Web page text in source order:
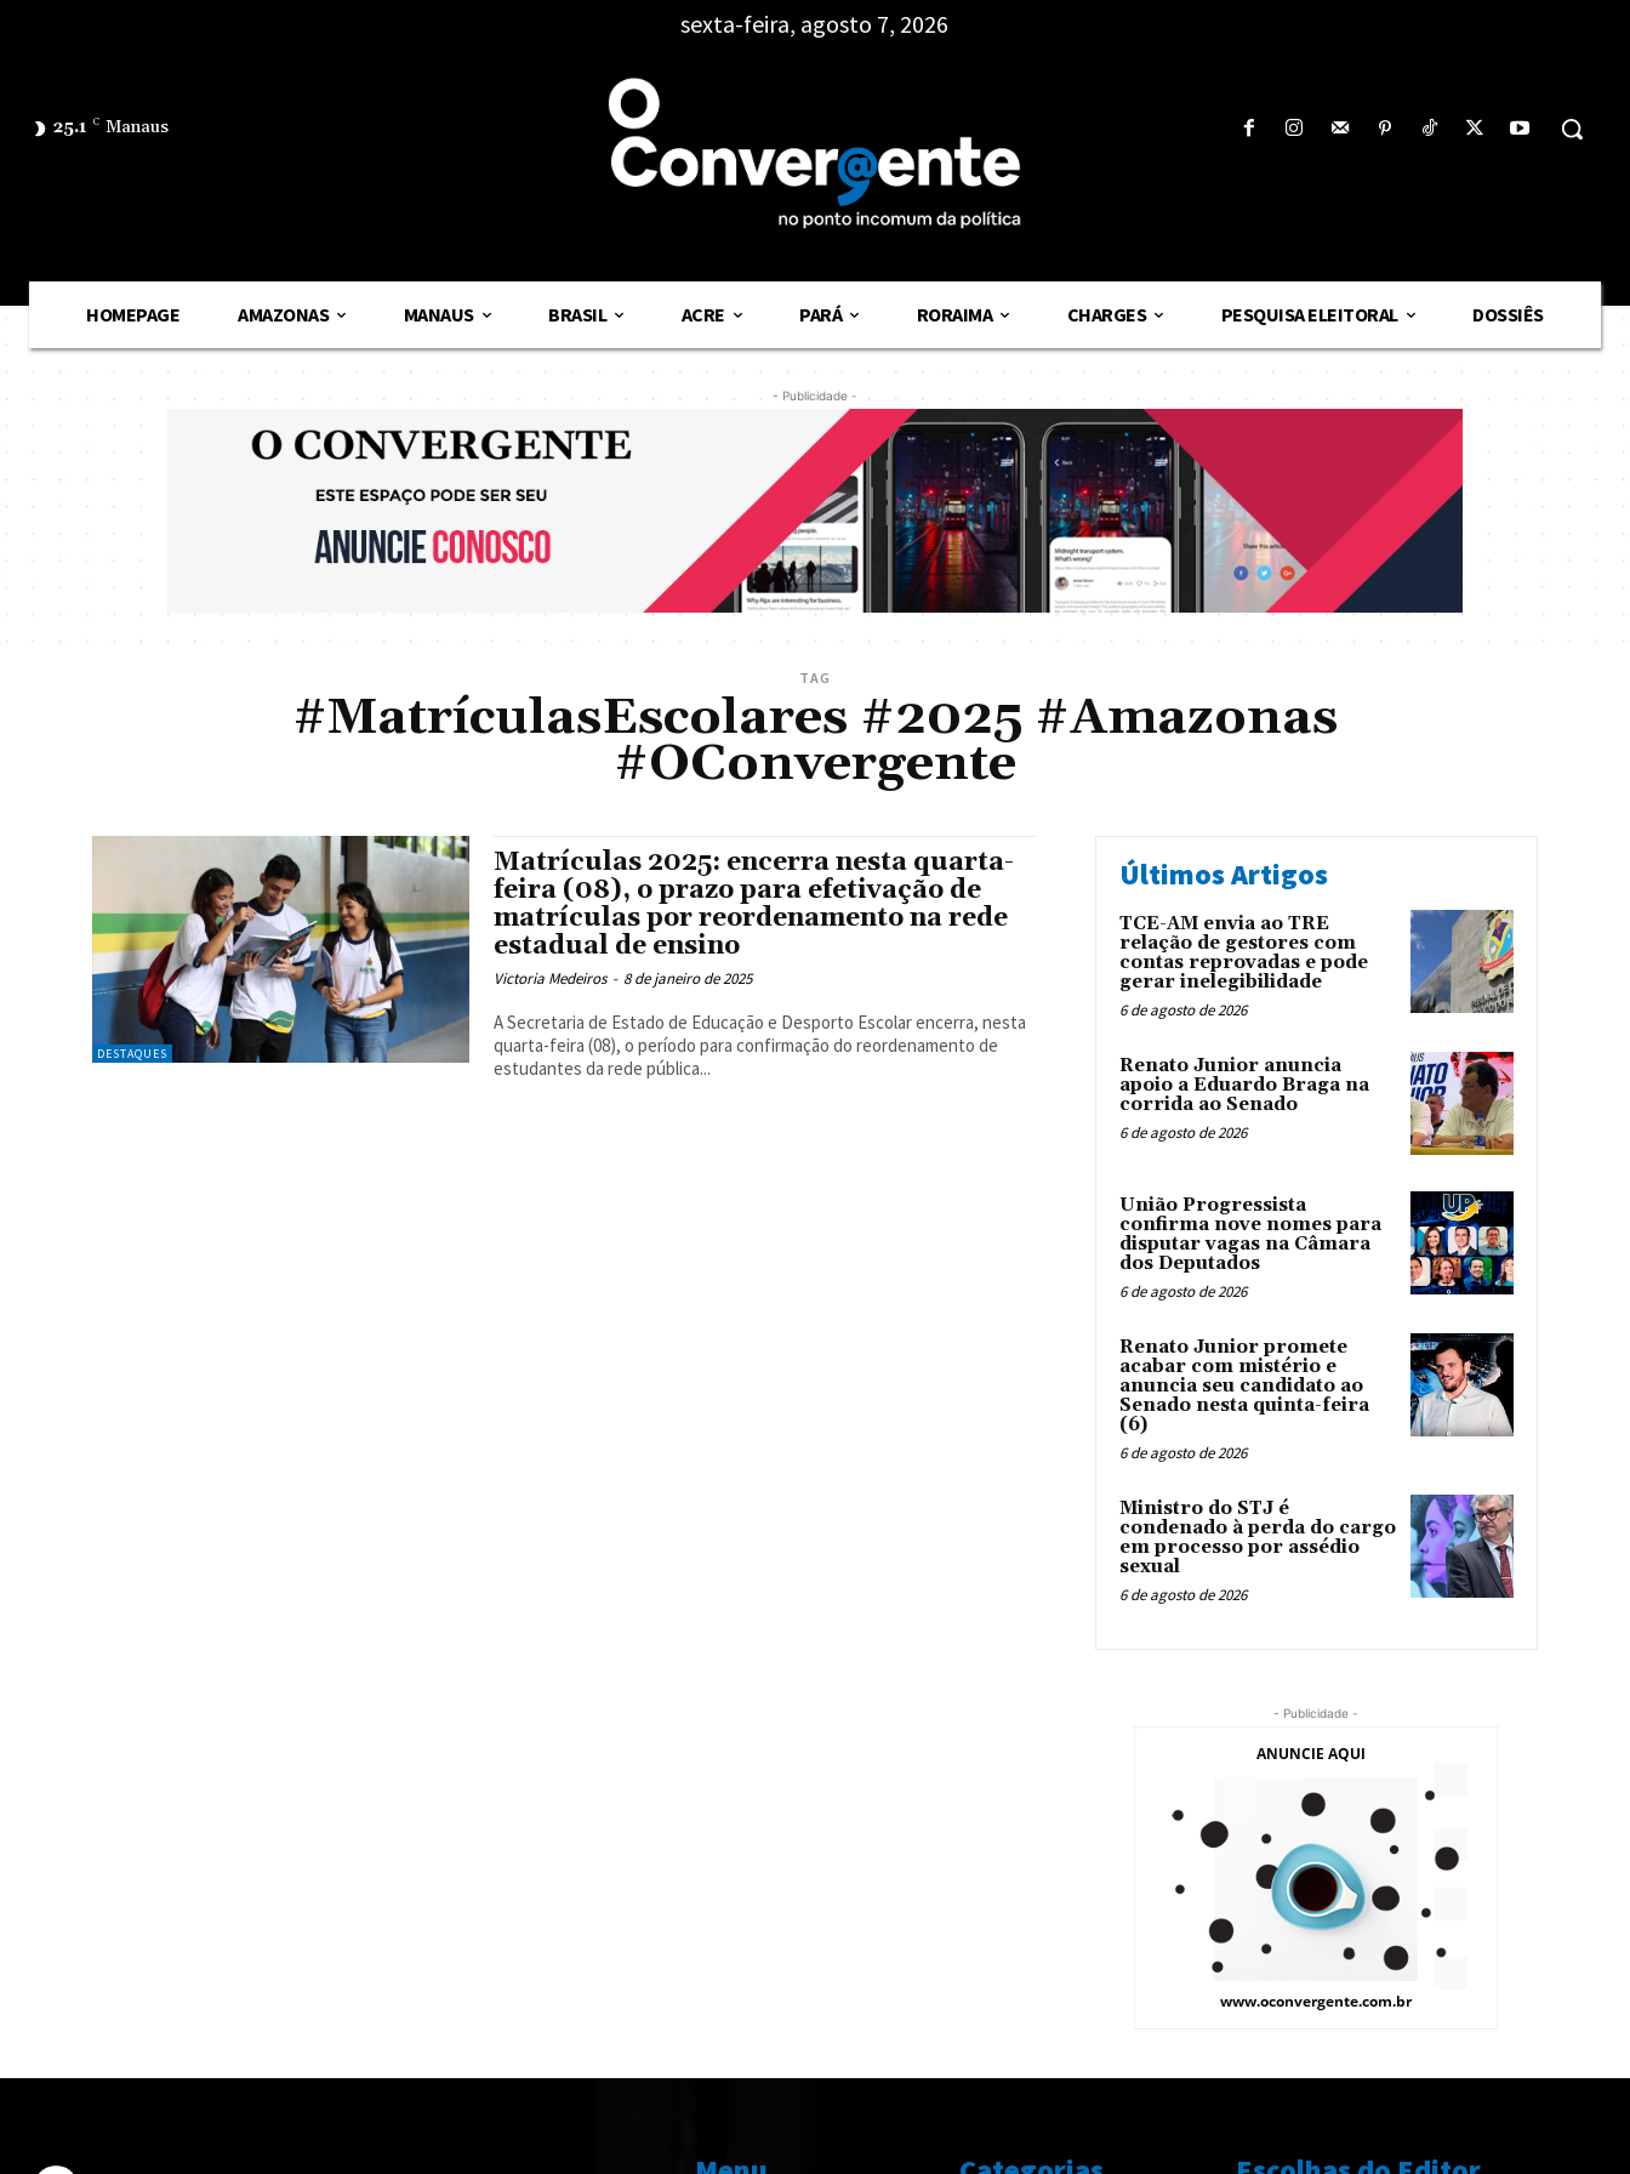
25.1 C Manaus
sexta-feira, agosto 7, 2026
HOMEPAGE AMAZONAS MANAUS BRASIL ACRE PARÁ RORAIMA CHARGES PESQUISA ELEITORAL DOSSIÊS
- Publicidade -
TAG
#MatrículasEscolares #2025 #Amazonas
#OConvergente
DESTAQUES
Matrículas 2025: encerra nesta quarta-
feira (08), o prazo para efetivação de
matrículas por reordenamento na rede
estadual de ensino
Victoria Medeiros - 8 de janeiro de 2025
A Secretaria de Estado de Educação e Desporto Escolar encerra, nesta
quarta-feira (08), o período para confirmação do reordenamento de
estudantes da rede pública...
Últimos Artigos
TCE-AM envia ao TRE
relação de gestores com
contas reprovadas e pode
gerar inelegibilidade
6 de agosto de 2026
Renato Junior anuncia
apoio a Eduardo Braga na
corrida ao Senado
6 de agosto de 2026
União Progressista
confirma nove nomes para
disputar vagas na Câmara
dos Deputados
6 de agosto de 2026
Renato Junior promete
acabar com mistério e
anuncia seu candidato ao
Senado nesta quinta-feira
(6)
6 de agosto de 2026
Ministro do STJ é
condenado à perda do cargo
em processo por assédio
sexual
6 de agosto de 2026
- Publicidade -